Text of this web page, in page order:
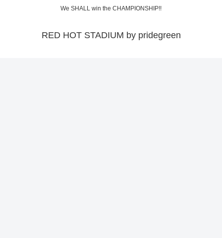
We SHALL win the CHAMPIONSHIP!!
RED HOT STADIUM by pridegreen